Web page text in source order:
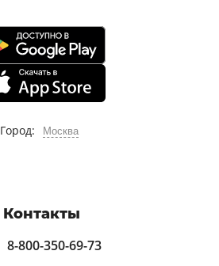
Город: Москва
Контакты
8-800-350-69-73